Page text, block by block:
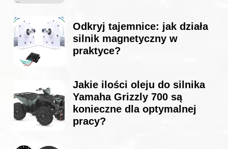
Odkryj tajemnice: jak działa
silnik magnetyczny w
praktyce?
Jakie ilości oleju do silnika
Yamaha Grizzly 700 są
konieczne dla optymalnej
pracy?